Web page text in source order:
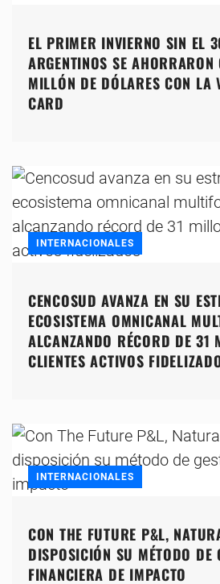
EL PRIMER INVIERNO SIN EL
ARGENTINOS SE
MILLÓN DE DÓLARES CON LA
CARD
INTERNACIONALES
CENCOSUD AVANZA EN SU
ECOSISTEMA OMNICANAL
ALCANZANDO RÉCORD DE 31
CLIENTES ACTIVOS
INTERNACIONALES
CON THE FUTURE P&L,
DISPOSICIÓN SU MÉTODO DE
FINANCIERA DE IMPACTO